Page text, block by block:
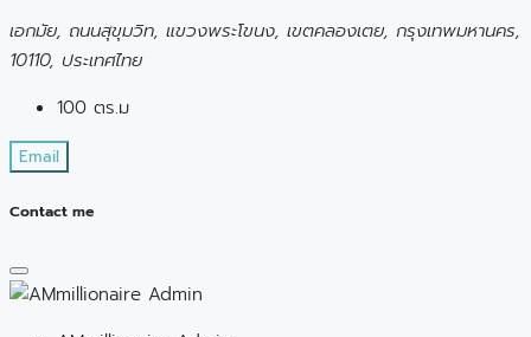
เอกมัย, ถนนสุขุมวิท, แขวงพระโขนง, เขตคลองเตย, กรุงเทพมหานคร,
10110, ประเทศไทย
100 ตร.ม
Email
Contact me